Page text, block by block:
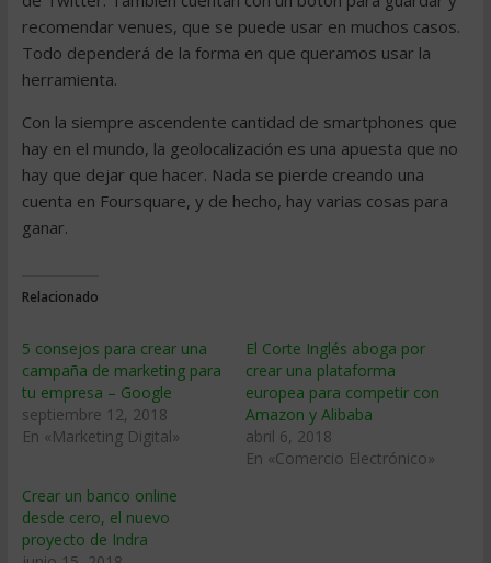
recomendar venues, que se puede usar en muchos casos.
Todo dependerá de la forma en que queramos usar la
herramienta.
Con la siempre ascendente cantidad de smartphones que
hay en el mundo, la geolocalización es una apuesta que no
hay que dejar que hacer. Nada se pierde creando una
cuenta en Foursquare, y de hecho, hay varias cosas para
ganar.
Relacionado
5 consejos para crear una
campaña de marketing para
tu empresa – Google
septiembre 12, 2018
En «Marketing Digital»
El Corte Inglés aboga por
crear una plataforma
europea para competir con
Amazon y Alibaba
abril 6, 2018
En «Comercio Electrónico»
Crear un banco online
desde cero, el nuevo
proyecto de Indra